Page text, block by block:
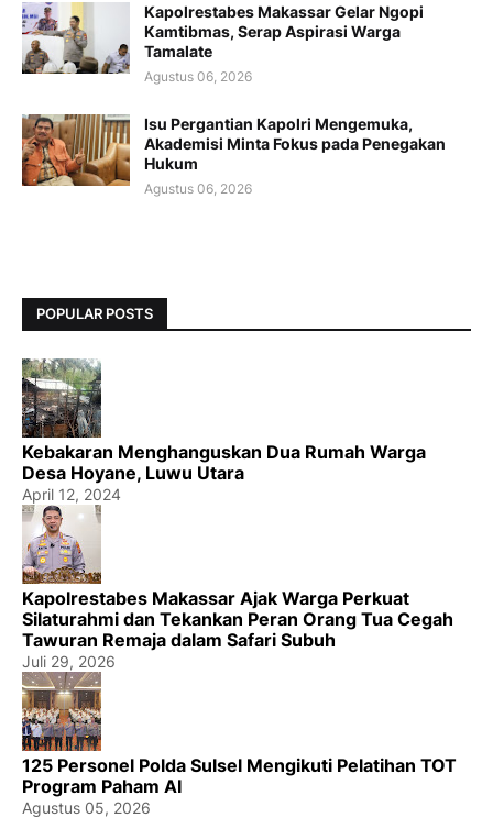
Kapolrestabes Makassar Gelar Ngopi
Kamtibmas, Serap Aspirasi Warga
Tamalate
Agustus 06, 2026
Isu Pergantian Kapolri Mengemuka,
Akademisi Minta Fokus pada Penegakan
Hukum
Agustus 06, 2026
POPULAR POSTS
Kebakaran Menghanguskan Dua Rumah Warga
Desa Hoyane, Luwu Utara
April 12, 2024
Kapolrestabes Makassar Ajak Warga Perkuat
Silaturahmi dan Tekankan Peran Orang Tua Cegah
Tawuran Remaja dalam Safari Subuh
Juli 29, 2026
125 Personel Polda Sulsel Mengikuti Pelatihan TOT
Program Paham AI
Agustus 05, 2026